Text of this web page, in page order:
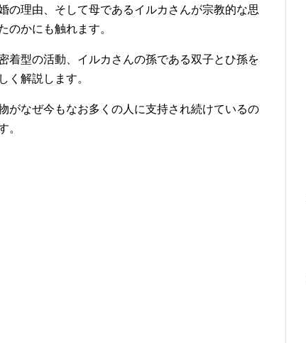
の理由、そして母であるイルカさんが宗教的な思
のかにも触れます。
着型の活動、イルカさんの孫である双子とひ孫を
く解説します。
がなぜ今もなお多くの人に支持され続けているの
。